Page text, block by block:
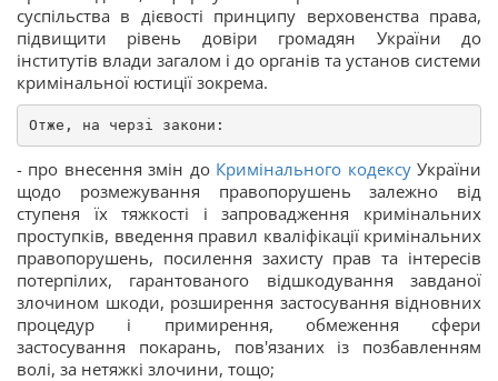
суспільства в дієвості принципу верховенства права,
підвищити рівень довіри громадян України до
інститутів влади загалом і до органів та установ системи
кримінальної юстиції зокрема.
Отже, на черзі закони:
- про внесення змін до Кримінального кодексуУкраїни
щодо розмежування правопорушень залежно від
ступеня їх тяжкості і запровадження кримінальних
проступків, введення правил кваліфікації кримінальних
правопорушень, посилення захисту прав та інтересів
потерпілих, гарантованого відшкодування завданої
злочином шкоди, розширення застосування відновних
процедур і примирення, обмеження сфери
застосування покарань, пов'язаних із позбавленням
волі, за нетяжкі злочини, тощо;